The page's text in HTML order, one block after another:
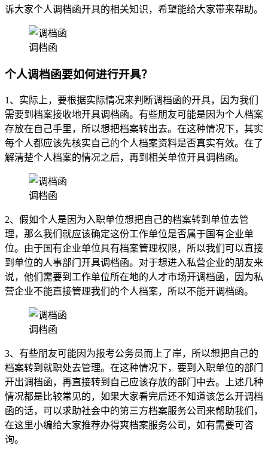
诉大家个人调档函开具的相关知识，希望能给大家带来帮助。
调档函
个人调档函要如何进行开具？
1、实际上，要根据实际情况来判断调档函的开具，因为我们
需要到档案接收地开具调档函。有些朋友可能是因为个人档案
存放在自己手里，所以想把档案转出去。在这种情况下，其实
每个人都应该先核实自己的个人档案资料是否真实有效。在了
解清楚个人档案的情况之后，再到相关单位开具调档函。
调档函
2、假如个人是因为入职单位想把自己的档案转到单位去管
理，那么我们就应该确定这份工作单位是否属于国有企业单
位。由于国有企业单位具有档案管理权限，所以我们可以直接
到单位的人事部门开具调档函。对于想进入私营企业的朋友来
说，他们需要到工作单位所在地的人才市场开调档函，因为私
营企业不能直接管理我们的个人档案，所以不能开调档函。
调档函
3、有些朋友可能因为报考公务员而上了岸，所以想把自己的
档案转到就职处去管理。在这种情况下，要到入职单位的部门
开出调档函，再直接转到自己应该存放的部门中去。上述几种
情况都是比较常见的，如果大家看完后还不知道该怎么开调档
函的话，可以求助社会中的第三方档案服务公司来帮助我们，
在这里小编给大家推荐办得爽档案服务公司，如有需要可咨
询。